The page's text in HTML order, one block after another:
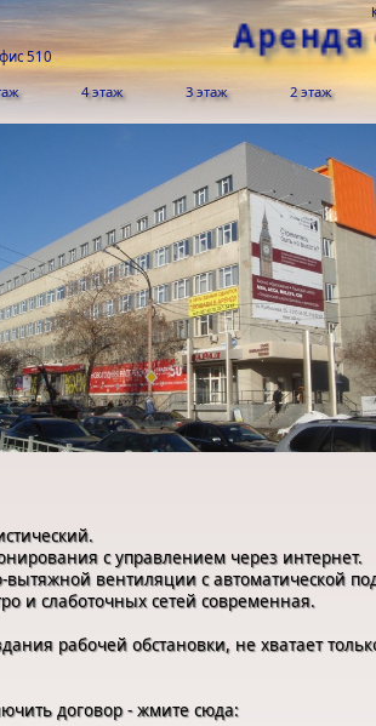
510
4 этаж 3 этаж 2 этаж
с управлением через интернет.
вытяжной вентиляции с автоматической
и слаботочных сетей современная.
рабочей обстановки, не хватает
договор - жмите сюда: